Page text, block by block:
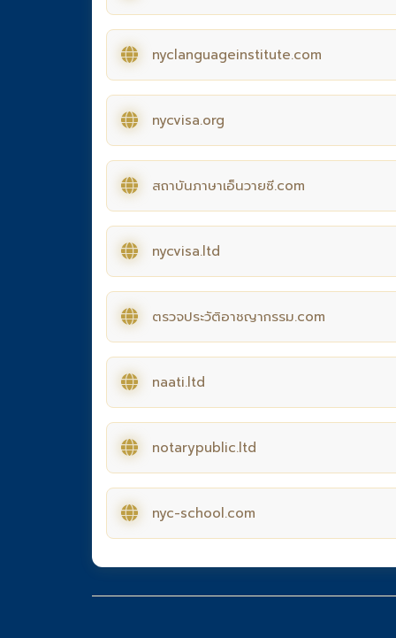
nyclanguageinstitute.com
nycvisa.org
สถาบันภาษาเอ็นวายซี.com
nycvisa.ltd
ตรวจประวัติอาชญากรรม.com
naati.ltd
notarypublic.ltd
nyc-school.com